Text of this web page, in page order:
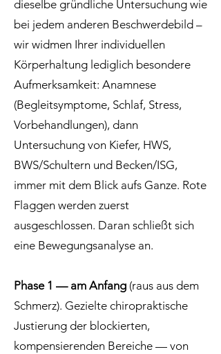
dieselbe gründliche Untersuchung wie
bei jedem anderen Beschwerdebild –
wir widmen Ihrer individuellen
Körperhaltung lediglich besondere
Aufmerksamkeit: Anamnese
(Begleitsymptome, Schlaf, Stress,
Vorbehandlungen), dann
Untersuchung von Kiefer, HWS,
BWS/Schultern und Becken/ISG,
immer mit dem Blick aufs Ganze. Rote
Flaggen werden zuerst
ausgeschlossen. Daran schließt sich
eine Bewegungsanalyse an.
Phase 1 — am Anfang (raus aus dem
Schmerz). Gezielte chiropraktische
Justierung der blockierten,
kompensierenden Bereiche — von